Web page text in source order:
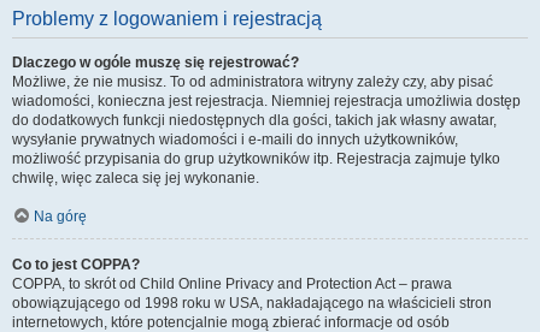
Problemy z logowaniem i rejestracją
Dlaczego w ogóle muszę się rejestrować?
Możliwe, że nie musisz. To od administratora witryny zależy czy, aby pisać
wiadomości, konieczna jest rejestracja. Niemniej rejestracja umożliwia dostęp
do dodatkowych funkcji niedostępnych dla gości, takich jak własny awatar,
wysyłanie prywatnych wiadomości i e-maili do innych użytkowników,
możliwość przypisania do grup użytkowników itp. Rejestracja zajmuje tylko
chwilę, więc zaleca się jej wykonanie.
Na górę
Co to jest COPPA?
COPPA, to skrót od Child Online Privacy and Protection Act – prawa
obowiązującego od 1998 roku w USA, nakładającego na właścicieli stron
internetowych, które potencjalnie mogą zbierać informacje od osób